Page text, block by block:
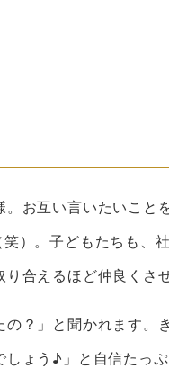
お互い言いたいこと
）。子どもたちも、
合えるほど仲良くさ
？」と聞かれます。
ょう♪」と自信たっぷ